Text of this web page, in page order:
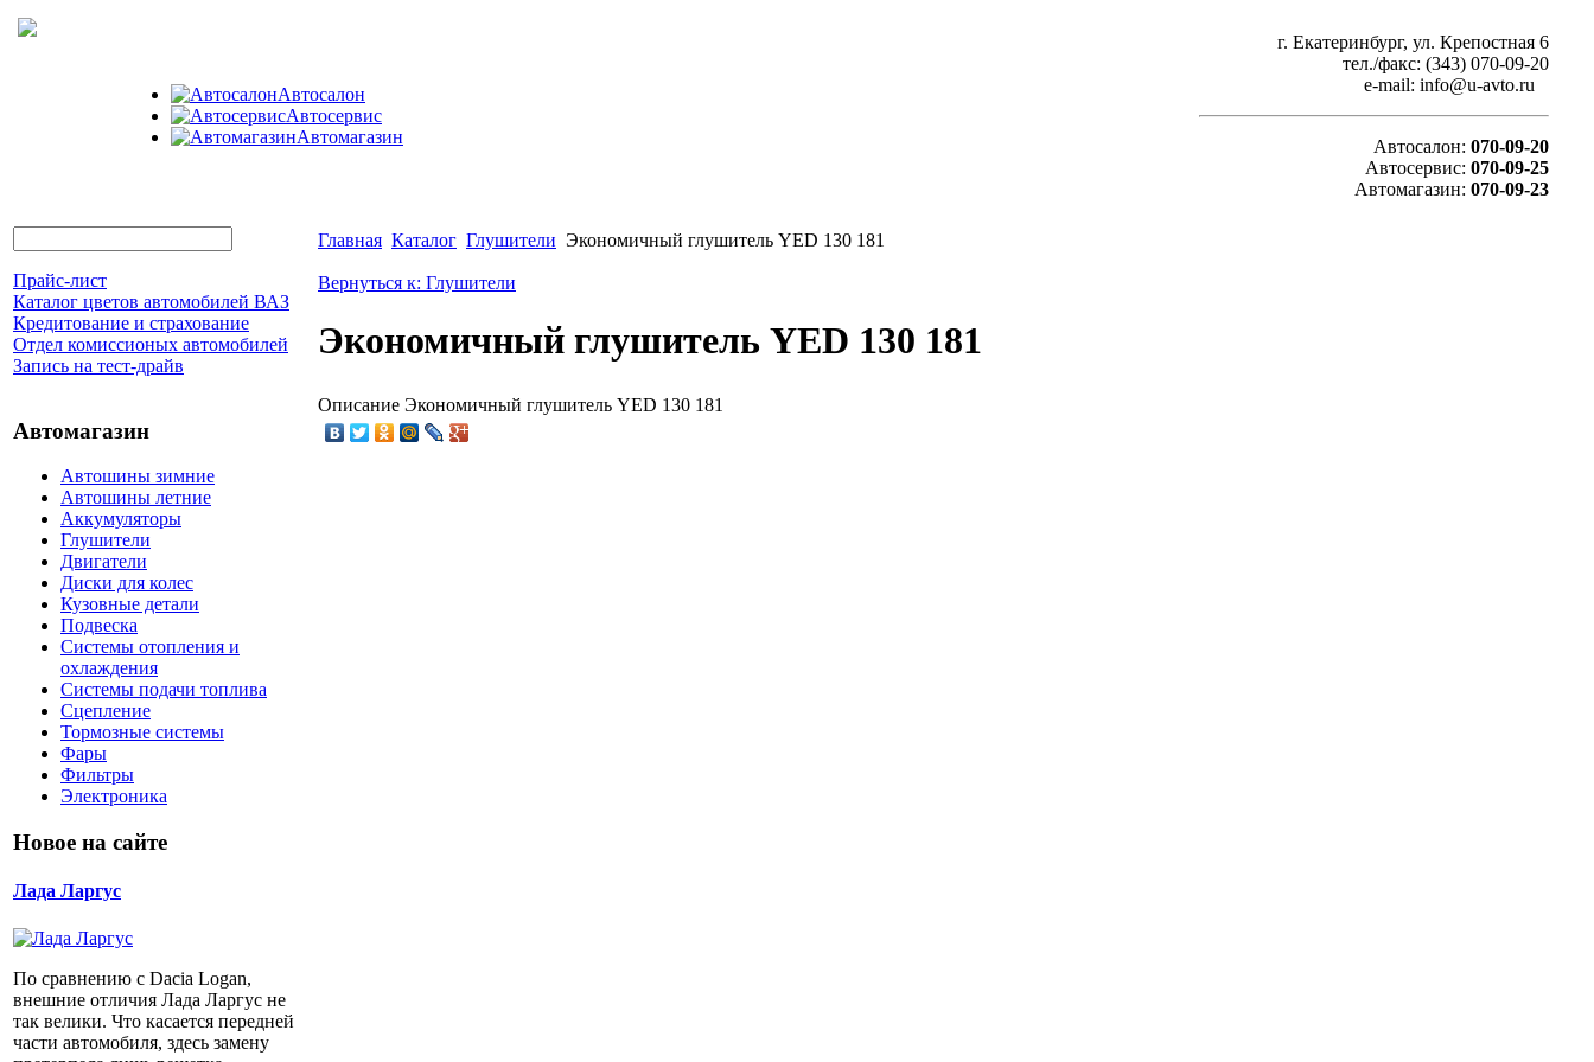
Автосалон
Автосервис
Автомагазин
г. Екатеринбург, ул. Крепостная 6
тел./факс: (343) 070-09-20
e-mail: info@u-avto.ru
Автосалон: 070-09-20
Автосервис: 070-09-25
Автомагазин: 070-09-23
Прайс-лист
Каталог цветов автомобилей ВАЗ
Кредитование и страхование
Отдел комиссионых автомобилей
Запись на тест-драйв
Автомагазин
Автошины зимние
Автошины летние
Аккумуляторы
Глушители
Двигатели
Диски для колес
Кузовные детали
Подвеска
Системы отопления и
охлаждения
Системы подачи топлива
Сцепление
Тормозные системы
Фары
Фильтры
Электроника
Новое на сайте
Лада Ларгус
По сравнению с Dacia Logan,
внешние отличия Лада Ларгус не
так велики. Что касается передней
части автомобиля, здесь замену
Главная Каталог Глушители Экономичный глушитель YED 130 181
Вернуться к: Глушители
Экономичный глушитель YED 130 181
Описание Экономичный глушитель YED 130 181